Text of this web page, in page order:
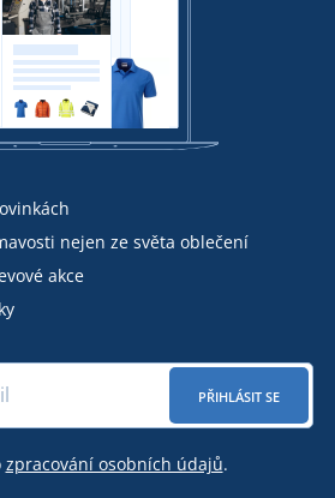
nejen ze světa oblečení
akce
PŘIHLÁSIT SE
zpracování osobních údajů.